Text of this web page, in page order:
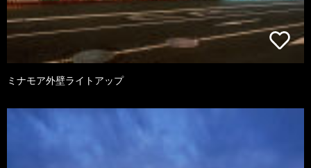
ミナモア外壁ライトアップ